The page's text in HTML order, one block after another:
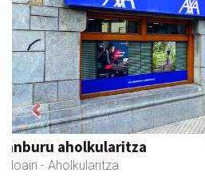
Txindoki taberna
Andoain -
Previous